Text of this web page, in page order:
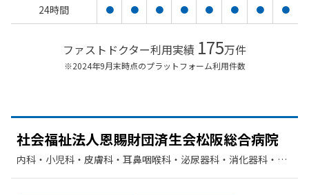
24時間
● ● ● ● ● ● ● ●
ファストドクター利用実績 175万件
※2024年9月末時点のプラットフォーム利用件数
社会福祉法人恩賜財団済生会松阪総合病院
内科・​小児科・​皮膚科・​耳鼻咽喉科・​泌尿器科・​消化器科・​呼